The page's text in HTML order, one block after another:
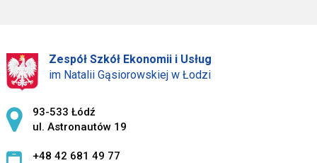
Zespół Szkół Ekonomii i Usług
im Natalii Gąsiorowskiej w Łodzi
Adres pocztowy:
93-533 Łódź
ul. Astronautów 19
+48 42 681 49 77